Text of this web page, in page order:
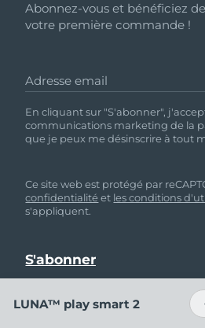
Abonnez-vous et bénéficiez
votre première commande !
Adresse email
En cliquant sur "S'abonner",
communications marketing de la
que je peux me désinscrire à tout
Ce site web est protégé par
confidentialité et les conditions
s'appliquent.
LUNA™ play smart 2